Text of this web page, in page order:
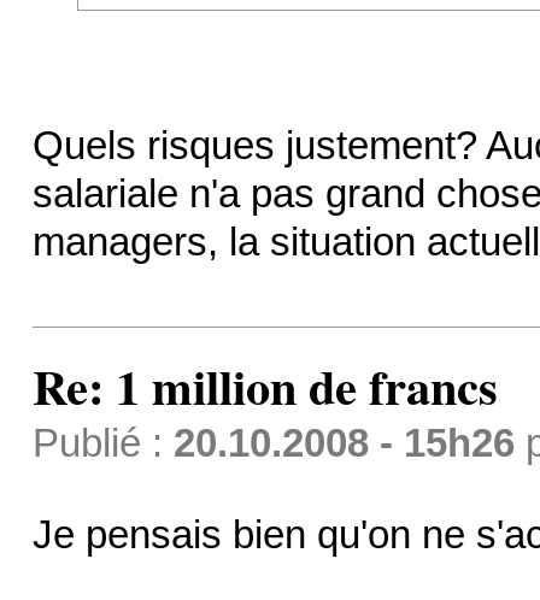
Quels risques justement?
salariale n'a pas grand
managers, la situation
Re: 1 million de francs
Publié : 20.10.2008 - 15h26
Je pensais bien qu'on ne